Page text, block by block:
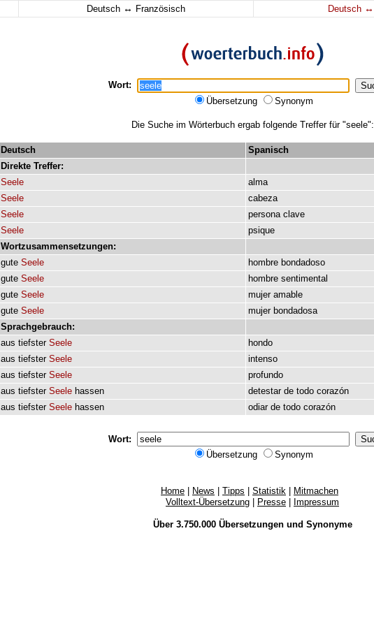
Deutsch ↔ Französisch Deutsch ↔
Wort:
Übersetzung
Synonym
Die Suche im Wörterbuch ergab folgende Treffer für "seele":
Deutsch
Spanisch
Direkte Treffer:
Seele
alma
Seele
cabeza
Seele
persona clave
Seele
psique
Wortzusammensetzungen:
gute Seele hombre bondadoso
gute Seele hombre sentimental
gute Seele mujer amable
gute Seele mujer bondadosa
Sprachgebrauch:
aus tiefster Seele
hondo
aus tiefster Seele
intenso
aus tiefster Seele
profundo
aus tiefster Seele hassen detestar de todo corazón
aus tiefster Seele hassen odiar de todo corazón
Wort:
Übersetzung
Synonym
Home News Tipps Statistik
Mitmachen
Volltext-Übersetzung
Presse Impressum
Über 3.750.000 Übersetzungenund Synonyme